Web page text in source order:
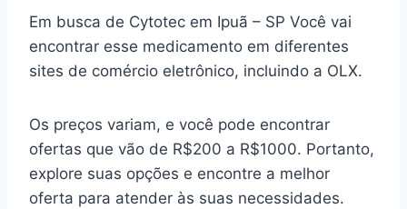
Em busca de Cytotec em Ipuã – SP Você vai
encontrar esse medicamento em diferentes
sites de comércio eletrônico, incluindo a OLX.
Os preços variam, e você pode encontrar
ofertas que vão de R$200 a R$1000. Portanto,
explore suas opções e encontre a melhor
oferta para atender às suas necessidades.